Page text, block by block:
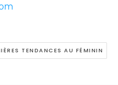
TENDANCES AU FÉMININ